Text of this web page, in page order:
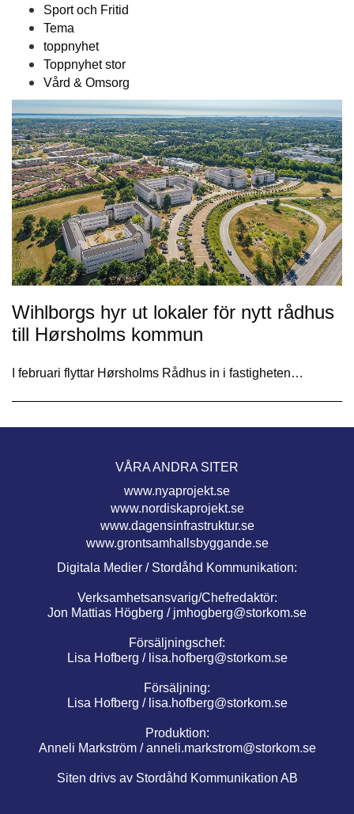
Sport och Fritid
Tema
toppnyhet
Toppnyhet stor
Vård & Omsorg
Wihlborgs hyr ut lokaler för nytt rådhus
till Hørsholms kommun
I februari flyttar Hørsholms Rådhus in i fastigheten…
VÅRA ANDRA SITER
www.nyaprojekt.se
www.nordiskaprojekt.se
www.dagensinfrastruktur.se
www.grontsamhallsbyggande.se
Digitala Medier / Stordåhd Kommunikation:
Verksamhetsansvarig/Chefredaktör:
Jon Mattias Högberg / jmhogberg@storkom.se
Försäljningschef:
Lisa Hofberg / lisa.hofberg@storkom.se
Försäljning:
Lisa Hofberg / lisa.hofberg@storkom.se
Produktion:
Anneli Markström /anneli.markstrom@storkom.se
Siten drivs av Stordåhd Kommunikation AB